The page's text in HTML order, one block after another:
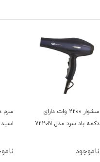
سشوار 2200 وات دارای
دکمه باد سرد مدل 7220N
ناموجود
سرم
اسید 15میل